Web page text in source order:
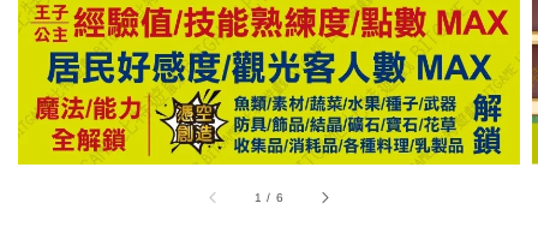
1 / 6